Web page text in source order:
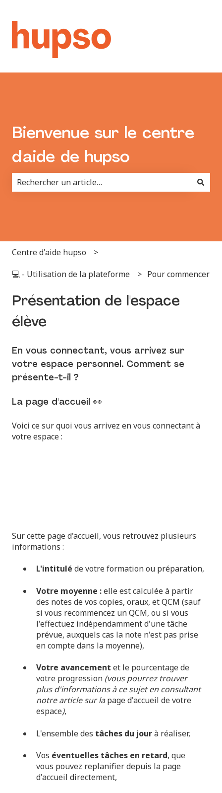
Bienvenue sur le centre
d'aide de hupso
Centre d'aide hupso
💻 - Utilisation de la plateforme Pour commencer
Présentation de l'espace
élève
En vous connectant, vous arrivez sur
votre espace personnel. Comment se
présente-t-il ?
La page d'accueil 👀
Voici ce sur quoi vous arrivez en vous connectant à
votre espace :
Sur cette page d'accueil, vous retrouvez plusieurs
informations :
L'intitulé de votre formation ou préparation,
Votre moyenne :elle est calculée à partir
des notes de vos copies, oraux, et QCM (sauf
si vous recommencez un QCM, ou si vous
l'effectuez indépendamment d'une tâche
prévue, auxquels cas la note n'est pas prise
en compte dans la moyenne),
Votre avancement et le pourcentage de
votre progression (vous pourrez trouver
plus d'informations à ce sujet en consultant
notre article sur lapage d'accueil de votre
espace),
L'ensemble des tâches du jourà réaliser,
Vos éventuelles tâches en retard, que
vous pouvez replanifier depuis la page
d'accueil directement,